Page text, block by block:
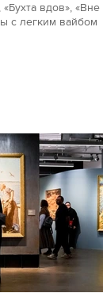
вдов», «Вне
с легким вайбом